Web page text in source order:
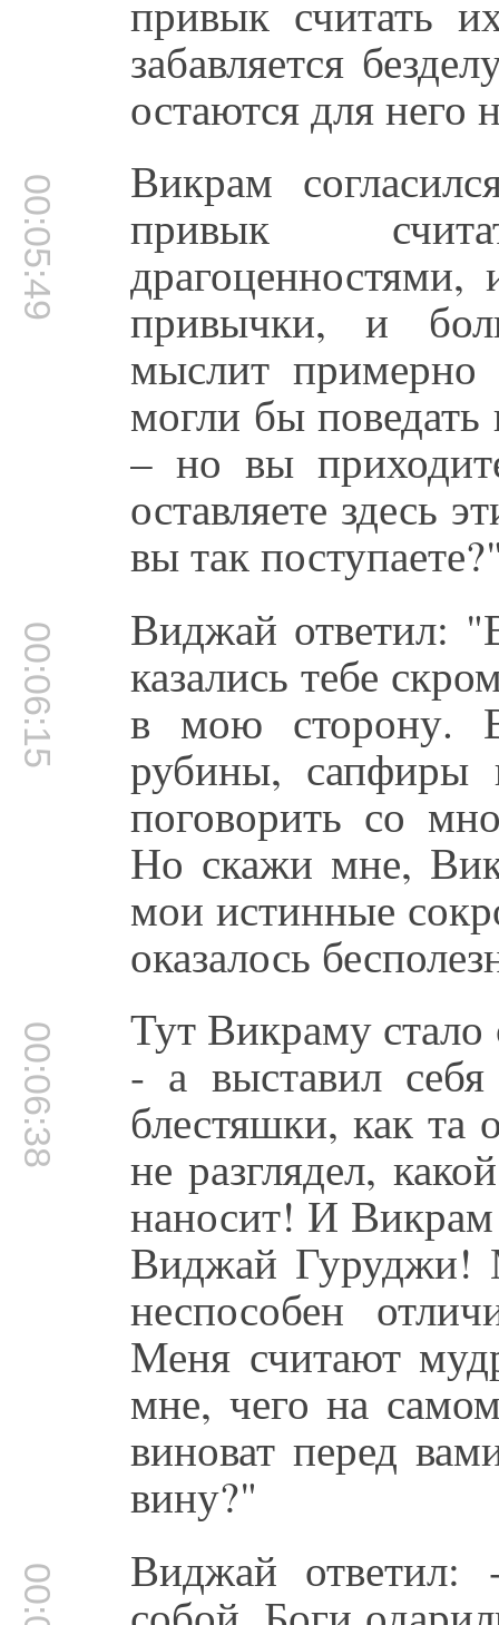
привык считать
забавляется
остаются для
00:05:49 Викрам
привык
привычки, и
мыслит
могли бы
– но вы
оставляете здесь
вы так
00:06:15 Виджай ответил:
казались тебе
в мою сторону.
рубины, сапфиры
поговорить со
Но скажи мне,
мои истинные
оказалось
00:06:38 Тут Викраму
- а выставил
блестяшки, как та
не разглядел,
наносит! И
Виджай Гуруджи!
неспособен
Меня считают
мне, чего на
виноват перед
вину?"
Виджай